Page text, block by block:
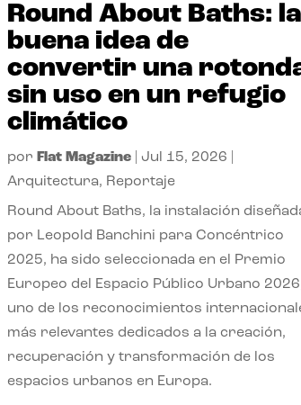
Round About Baths: la
buena idea de
convertir una
sin uso en un refugio
climático
por Flat Magazine| Jul 15, 2026
Arquitectura, Reportaje
Round About Baths, la instalación
por Leopold Banchini para Concéntrico
2025, ha sido seleccionada en el Premio
Europeo del Espacio Público Urbano
uno de los reconocimientos
más relevantes dedicados a la creación,
recuperación y transformación de los
espacios urbanos en Europa.